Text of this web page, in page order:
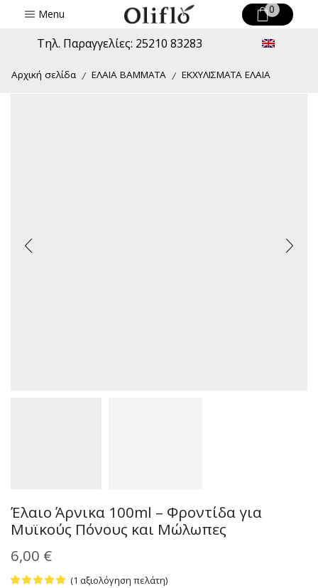
Menu 0
Τηλ. Παραγγελίες: 25210 83283
Αρχική σελίδα / ΕΛΑΙΑ ΒΑΜΜΑΤΑ / ΕΚΧΥΛΙΣΜΑΤΑ ΕΛΑΙΑ
Έλαιο Άρνικα 100ml – Φροντίδα για
Μυϊκούς Πόνους και Μώλωπες
6,00 €
(1 αξιολόγηση πελάτη)